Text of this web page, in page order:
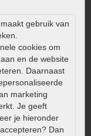
gebruik van
cookies om
en de website
Daarnaast
marketing
Je geeft
je hieronder
Dan